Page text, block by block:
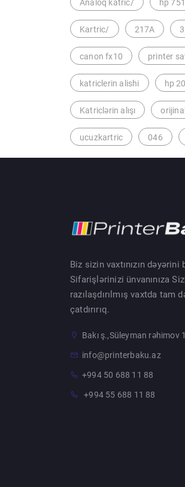
Analoq katric/ hp
Kartric/ 217A
canon fx10 printer
katriclerin alishi hp
Katriclərin alışı
ucuzkartric 046
Biz sizin vaxtınızın dəyərini
Sifarişlərinizi ünvanınıza
razılaşdırılmış vaxtda tam
çatdırırıq.
Bakı ş.,Süleyman rəhimov
info@printerbaku.az
+994 50 688 11 88
+994 55 688 11 88